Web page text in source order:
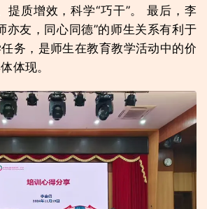
提质增效，科学“巧干”。 最后，李
亦友，同心同德”的师生关系有利于
务，是师生在教育教学活动中的价
体现。